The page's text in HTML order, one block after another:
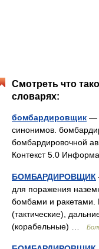
Смотреть что
словарях:
бомбардировщик —
синонимов.
бомбардировочной
Контекст 5.0
БОМБАРДИРОВЩИК
для поражения
бомбами и ракетами.
(тактические),
(корабельные) …